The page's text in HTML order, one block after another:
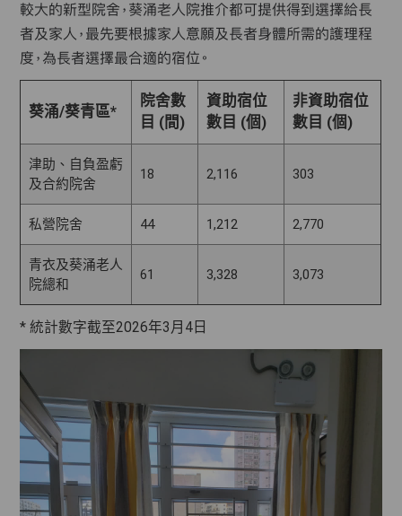
較大的新型院舍，葵涌老人院推介都可提供得到選擇給長
者及家人，最先要根據家人意願及長者身體所需的護理程
度，為長者選擇最合適的宿位。
葵涌/葵青區*
院舍數
目 (間)
資助宿位
數目 (個)
非資助宿位
數目 (個)
津助、自負盈虧
及合約院舍
18 2,116 303
私營院舍 44 1,212 2,770
青衣及葵涌老人
院總和
61 3,328 3,073
* 統計數字截至2026年3月4日